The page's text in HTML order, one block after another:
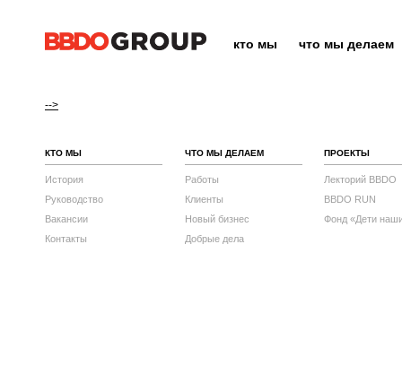
кто мы что мы делаем
-->
КТО МЫ
История
Руководство
Вакансии
Контакты
ЧТО МЫ ДЕЛАЕМ
Работы
Клиенты
Новый бизнес
Добрые дела
ПРОЕКТЫ
Лекторий BBDO
BBDO RUN
Фонд «Дети